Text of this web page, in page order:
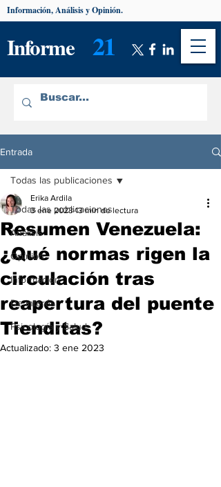
Informe 21
Información, Análisis y Opinión.
Entrada
Todas las publicaciones
Análisis
Opinión
Información
De interés
Psicología y Salud
Todas las publicaciones
Resumen Venezuela:
¿Qué normas rigen la
circulación tras
reapertura del puente
Tienditas?
Erika Ardila
3 ene 2023 13 min de lectura
Actualizado: 3 ene 2023